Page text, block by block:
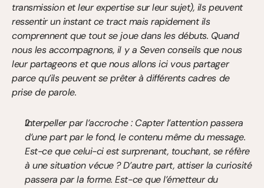
transmission et leur expertise sur leur sujet), ils peuvent
ressentir un instant ce tract mais rapidement ils
comprennent que tout se joue dans les débuts. Quand
nous les accompagnons, il y a Seven conseils que nous
leur partageons et que nous allons ici vous partager
parce qu’ils peuvent se prêter à différents cadres de
prise de parole.
Interpeller par l’accroche : Capter l’attention passera
d’une part par le fond, le contenu même du message.
Est-ce que celui-ci est surprenant, touchant, se réfère
à une situation vécue ? D’autre part, attiser la curiosité
passera par la forme. Est-ce que l’émetteur du